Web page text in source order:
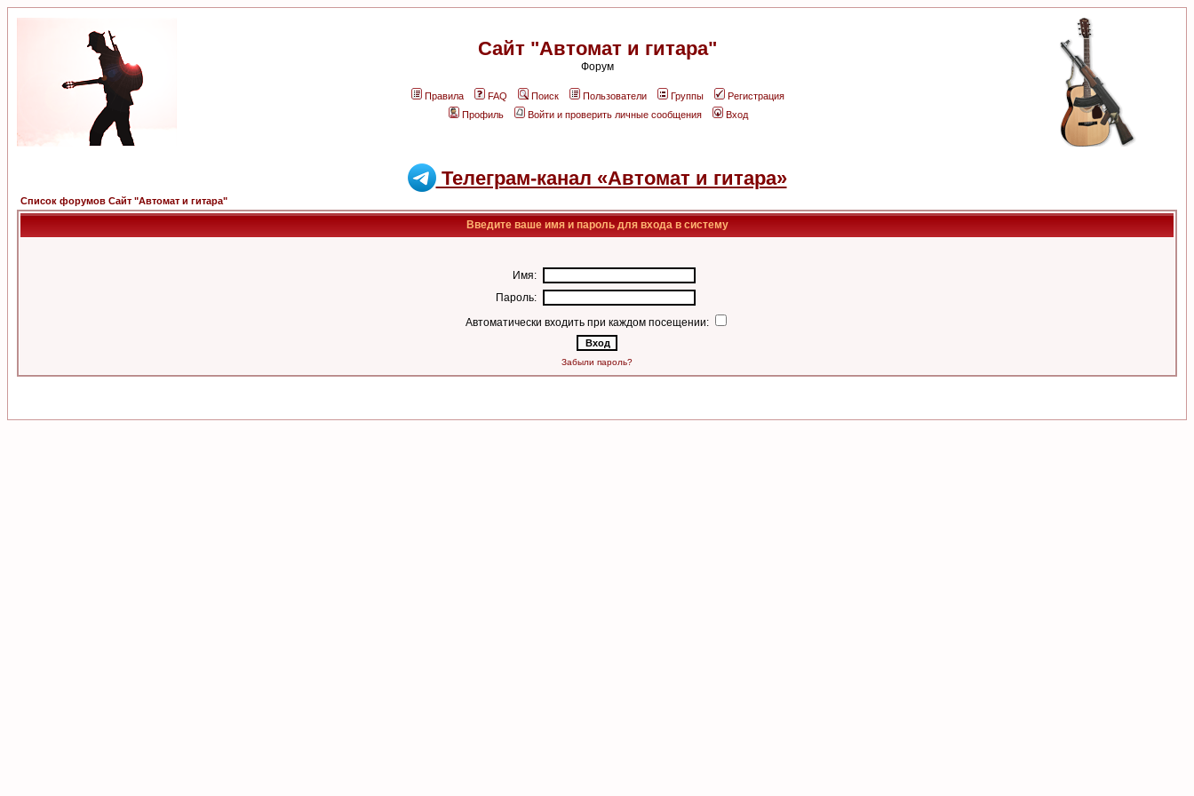
Сайт "Автомат и гитара"
Форум
Правила FAQ Поиск Пользователи Группы
Регистрация
Профиль
Войти и проверить личные сообщения Вход
Телеграм-канал «Автомат и гитара»
Список форумов Сайт "Автомат и гитара"
Введите ваше имя и пароль для входа в систему
Имя:
Пароль:
Автоматически входить при каждом посещении:
Забыли пароль?